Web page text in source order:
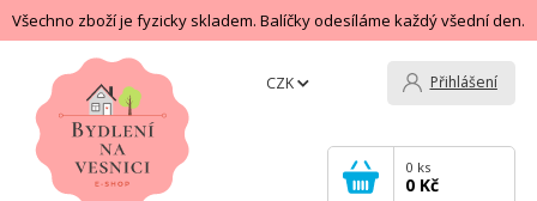
Všechno zboží je fyzicky skladem. Balíčky odesíláme každý všední den.
CZK Přihlášení
0 ks
0 Kč